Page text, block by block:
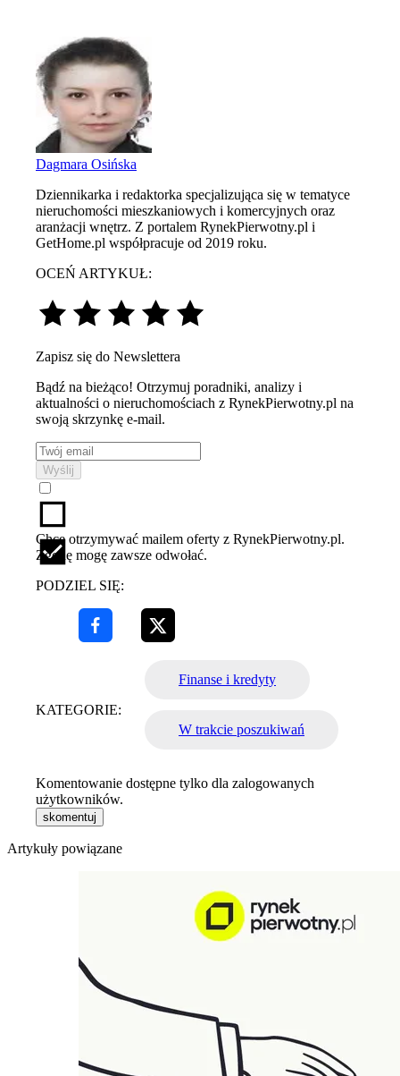
Dagmara Osińska
Dziennikarka i redaktorka specjalizująca się w tematyce
nieruchomości mieszkaniowych i komercyjnych oraz
aranżacji wnętrz. Z portalem RynekPierwotny.pl i
GetHome.pl współpracuje od 2019 roku.
OCEŃ ARTYKUŁ:
Zapisz się do Newslettera
Bądź na bieżąco! Otrzymuj poradniki, analizy i
aktualności o nieruchomościach z RynekPierwotny.pl na
swoją skrzynkę e-mail.
Wyślij
Chcę otrzymywać mailem oferty z RynekPierwotny.pl.
Zgodę mogę zawsze odwołać.
PODZIEL SIĘ:
KATEGORIE:
Finanse i kredyty
W trakcie poszukiwań
Komentowanie dostępne tylko dla zalogowanych
użytkowników.
skomentuj
Artykuły powiązane